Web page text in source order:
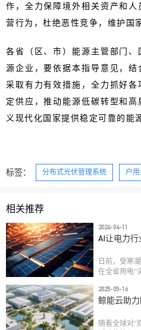
作，全力保障境外相关资产和
营行为，杜绝恶性竞争，维护国
各省（区、市）能源主管部门
源企业，要依据本指导意见，结
采取有力有效措施，全力抓好
定供应，推动能源低碳转型和
义现代化国家提供稳定可靠的能
标签： 分布式光伏管理系统 户
相关推荐
2024-04-11
AI让电力
日前，受寒
在全省用电“
前准确率高
有序供应提
2025-05-16
鲸能云助力
随着全球对“